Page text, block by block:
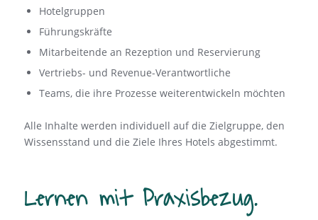
Hotelgruppen
Führungskräfte
Mitarbeitende an Rezeption und Reservierung
Vertriebs- und Revenue-Verantwortliche
Teams, die ihre Prozesse weiterentwickeln möchten
Alle Inhalte werden individuell auf die Zielgruppe, den
Wissensstand und die Ziele Ihres Hotels abgestimmt.
Lernen mit Praxisbezug.